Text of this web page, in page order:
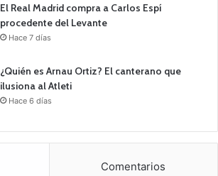
El Real Madrid compra a Carlos Espí
procedente del Levante
Hace 7 días
¿Quién es Arnau Ortiz? El canterano que
ilusiona al Atleti
Hace 6 días
Comentarios